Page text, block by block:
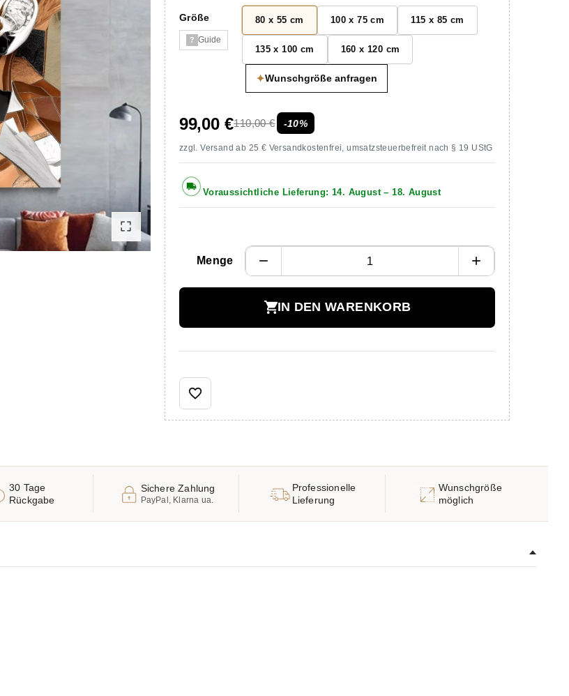
Größe
? Guide
80 x 55 cm 100 x 75 cm 115 x 85 cm
135 x 100 cm 160 x 120 cm
✦Wunschgröße anfragen
99,00 €110,00 € -10%
zzgl.Versand ab 25 € Versandkostenfrei, umsatzsteuerbefreit nach § 19 UStG
Voraussichtliche Lieferung: 14. August – 18. August
Menge remove add
shopping_cartIN DEN WARENKORB
favorite_border
30 Tage
Rückgabe
Sichere Zahlung
PayPal, Klarna ua.
Professionelle
Lieferung
Wunschgröße
möglich